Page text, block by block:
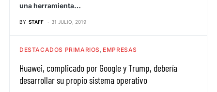
una herramienta…
BY STAFF 31 JULIO, 2019
DESTACADOS PRIMARIOS EMPRESAS
Huawei, complicado por Google y Trump, debería
desarrollar su propio sistema operativo